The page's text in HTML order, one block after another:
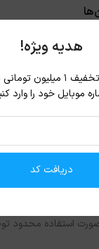
فولیکول‌ها و
خشکی و شکنندگی ساقه مو.
درخشندگی و جلوگیری
یا موهای کم‌پشت
و فاقد حجم و
برای حجم‌دهی
دارند و تمایلی به
استفاده محدود
هدیه ویژه!
برای دریافت کد تخفیف ۱
موبایل خود را وارد
دریافت کد